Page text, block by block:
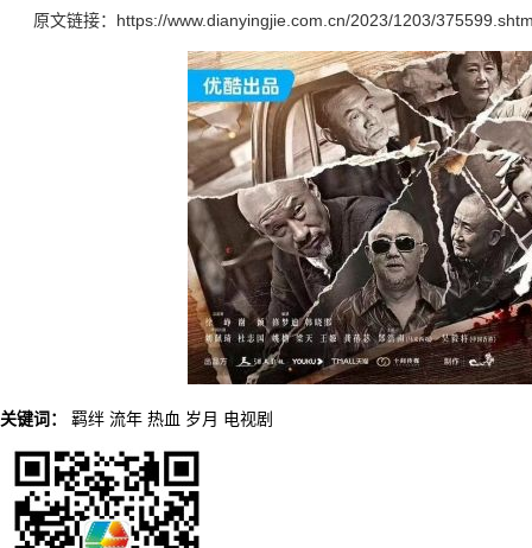
原文链接：https://www.dianyingjie.com.cn/2023/1203/
关键词： 羁绊 流年 热血 岁月 电视剧